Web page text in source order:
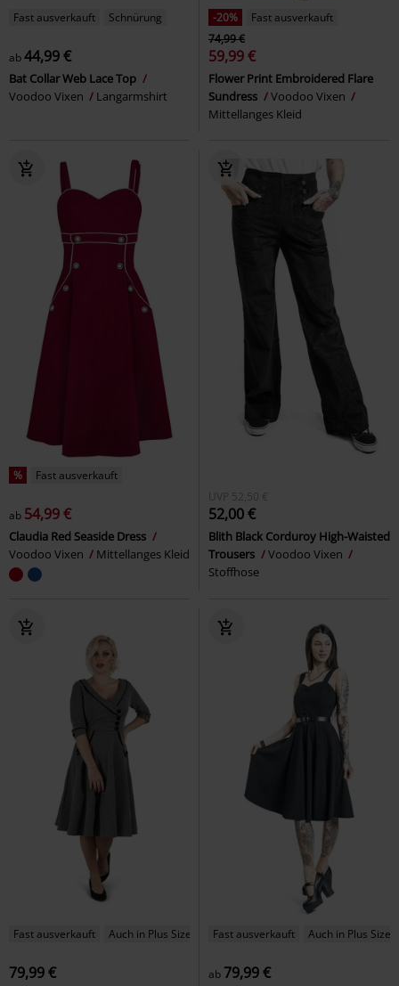
Fast ausverkauft Schnürung
ab44,99 €
Bat Collar Web Lace Top
Voodoo Vixen
Langarmshirt
-20%
Fast ausverkauft
74,99 €
59,99 €
Flower Print Embroidered Flare
Sundress
Voodoo Vixen
Mittellanges Kleid
% Fast ausverkauft
ab 54,99 €
Claudia Red Seaside Dress
Voodoo Vixen
Mittellanges Kleid
UVP 52,50 €
52,00 €
Blith Black Corduroy High-Waisted
Trousers
Voodoo Vixen
Stoffhose
Fast ausverkauft Auch in Plus Size
79,99 €
Fast ausverkauft Auch in Plus Size
ab 79,99 €